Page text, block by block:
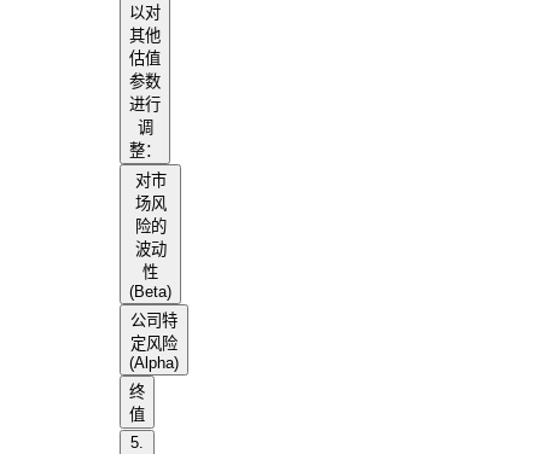
以对
其他
估值
参数
进行
调
整：
对市
场风
险的
波动
性
(Beta)
公司特
定风险
(Alpha)
终
值
5.